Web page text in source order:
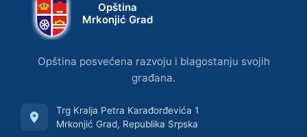
Opština
Mrkonjić Grad
Opština posvećena razvoju i blagostanju svojih
građana.
Trg Kralja Petra Karađorđevića 1
Mrkonjić Grad, Republika Srpska